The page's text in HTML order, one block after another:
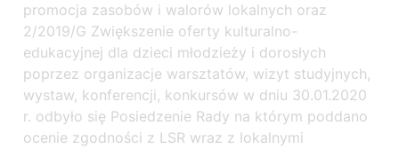
promocja zasobów i walorów lokalnych oraz
2/2019/G Zwiększenie oferty kulturalno-
edukacyjnej dla dzieci młodzieży i dorosłych
poprzez organizacje warsztatów, wizyt studyjnych,
wystaw, konferencji, konkursów w dniu 30.01.2020
r. odbyło się Posiedzenie Rady na którym poddano
ocenie zgodności z LSR wraz z lokalnymi